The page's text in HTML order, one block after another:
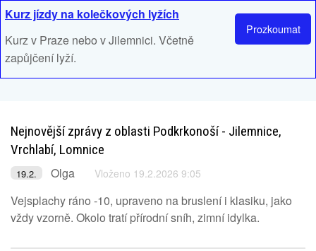
Prozkoumat
Kurz jízdy na kolečkových lyžích
Kurz v Praze nebo v Jilemnici. Včetně
zapůjčení lyží.
Nejnovější zprávy z oblasti Podkrkonoší - Jilemnice,
Vrchlabí, Lomnice
19.2. Olga Vloženo 19.2.2026 9:05
Vejsplachy ráno -10, upraveno na bruslení i klasiku, jako
vždy vzorně. Okolo tratí přírodní sníh, zimní idylka.